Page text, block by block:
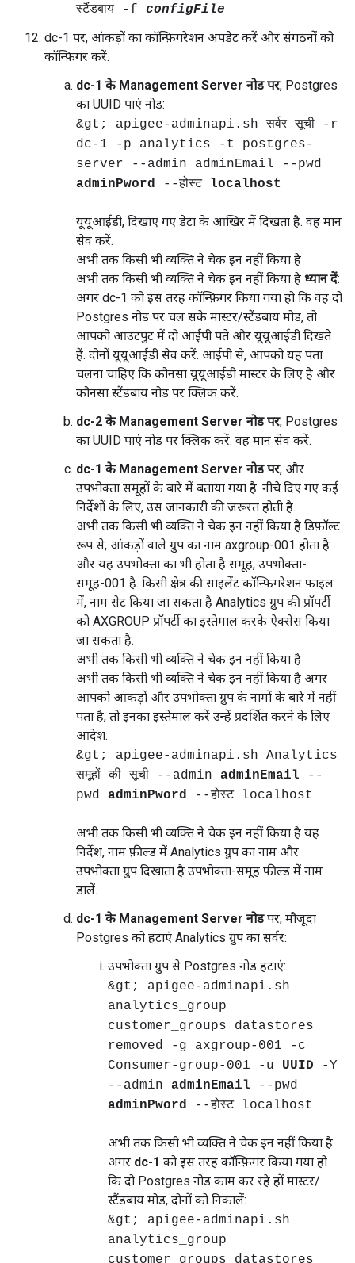
स्टैंडबाय -f configFile
dc-1 पर, आंकड़ों का कॉन्फ़िगरेशन अपडेट करें और संगठनों को
कॉन्फ़िगर करें.
dc-1 के Management Server नोड पर, Postgres
का UUID पाएं नोड:
&gt; apigee-adminapi.sh सर्वर सूची -r
dc-1 -p analytics -t postgres-
server --admin adminEmail --pwd
adminPword --होस्ट localhost
यूयूआईडी, दिखाए गए डेटा के आखिर में दिखता है. वह मान
सेव करें.
अभी तक किसी भी व्यक्ति ने चेक इन नहीं किया है
अभी तक किसी भी व्यक्ति ने चेक इन नहीं किया है ध्यान दें:
अगर dc-1 को इस तरह कॉन्फ़िगर किया गया हो कि वह दो
Postgres नोड पर चल सके मास्टर/स्टैंडबाय मोड, तो
आपको आउटपुट में दो आईपी पते और यूयूआईडी दिखते
हैं. दोनों यूयूआईडी सेव करें. आईपी से, आपको यह पता
चलना चाहिए कि कौनसा यूयूआईडी मास्टर के लिए है और
कौनसा स्टैंडबाय नोड पर क्लिक करें.
dc-2 के Management Server नोड पर, Postgres
का UUID पाएं नोड पर क्लिक करें. वह मान सेव करें.
dc-1 के Management Server नोड पर, और
उपभोक्ता समूहों के बारे में बताया गया है. नीचे दिए गए कई
निर्देशों के लिए, उस जानकारी की ज़रूरत होती है.
अभी तक किसी भी व्यक्ति ने चेक इन नहीं किया है डिफ़ॉल्ट
रूप से, आंकड़ों वाले ग्रुप का नाम axgroup-001 होता है
और यह उपभोक्ता का भी होता है समूह, उपभोक्ता-
समूह-001 है. किसी क्षेत्र की साइलेंट कॉन्फ़िगरेशन फ़ाइल
में, नाम सेट किया जा सकता है Analytics ग्रुप की प्रॉपर्टी
को AXGROUP प्रॉपर्टी का इस्तेमाल करके ऐक्सेस किया
जा सकता है.
अभी तक किसी भी व्यक्ति ने चेक इन नहीं किया है
अभी तक किसी भी व्यक्ति ने चेक इन नहीं किया है अगर
आपको आंकड़ों और उपभोक्ता ग्रुप के नामों के बारे में नहीं
पता है, तो इनका इस्तेमाल करें उन्हें प्रदर्शित करने के लिए
आदेश:
&gt; apigee-adminapi.sh Analytics
समूहों की सूची --admin adminEmail --
pwd adminPword --होस्ट localhost
अभी तक किसी भी व्यक्ति ने चेक इन नहीं किया है यह
निर्देश, नाम फ़ील्ड में Analytics ग्रुप का नाम और
उपभोक्ता ग्रुप दिखाता है उपभोक्ता-समूह फ़ील्ड में नाम
डालें.
dc-1 के Management Server नोडपर, मौजूदा
Postgres को हटाएं Analytics ग्रुप का सर्वर:
उपभोक्ता ग्रुप से Postgres नोड हटाएं:
&gt; apigee-adminapi.sh
analytics_group
customer_groups datastores
removed -g axgroup-001 -c
Consumer-group-001 -u UUID -Y
--admin adminEmail --pwd
adminPword --होस्ट localhost
अभी तक किसी भी व्यक्ति ने चेक इन नहीं किया है
अगर dc-1 को इस तरह कॉन्फ़िगर किया गया हो
कि दो Postgres नोड काम कर रहे हों मास्टर/
स्टैंडबाय मोड, दोनों को निकालें:
&gt; apigee-adminapi.sh
analytics_group
customer_groups datastores